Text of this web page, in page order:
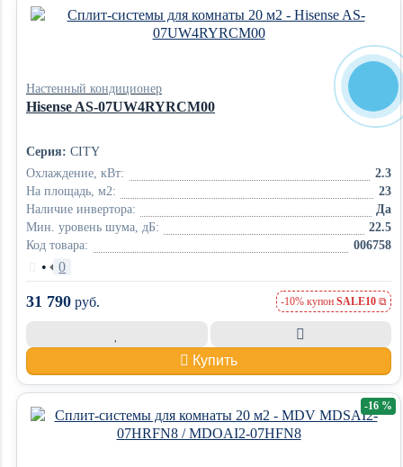
Настенный кондиционер
Hisense AS-07UW4RYRCM00
Серия: CITY
Охлаждение, кВт:
2.3
На площадь, м2:
23
Наличие инвертора:
Да
Мин. уровень шума, дБ:
22.5
Код товара:
006758
• 0
31 790 руб. -10% купон SALE10
Купить
-16 %